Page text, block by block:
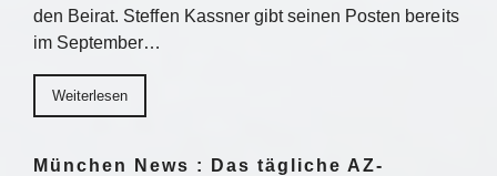
den Beirat. Steffen Kassner gibt seinen Posten bereits
im September…
Weiterlesen
München News : Das tägliche AZ-